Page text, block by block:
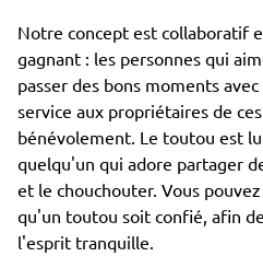
Notre concept est collaboratif
gagnant : les personnes qui
passer des bons moments
service aux propriétaires de
bénévolement. Le toutou est
quelqu'un qui adore partager
et le chouchouter. Vous
qu'un toutou soit confié, afin
l'esprit tranquille.